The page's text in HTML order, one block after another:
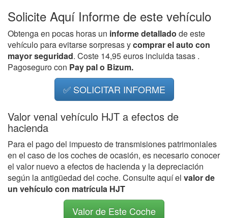
Solicite Aquí Informe de este vehículo
Obtenga en pocas horas un informe detallado de este
vehículo para evitarse sorpresas ycomprar el auto con
mayor seguridad. Coste 14,95 euros incluida tasas .
Pagoseguro con Pay pal o Bizum.
✅ SOLICITAR INFORME
Valor venal vehículo HJT a efectos de
hacienda
Para el pago del impuesto de transmisiones patrimoniales
en el caso de los coches de ocasión, es necesario conocer
el valor nuevo a efectos de hacienda y la depreciación
según la antigüedad del coche. Consulte aquí el valor de
un vehículo con matrícula HJT
Valor de Este Coche